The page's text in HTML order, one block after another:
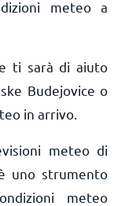
meteo a
ti sarà di aiuto
Budejovice o
in arrivo.
meteo di
uno strumento
meteo